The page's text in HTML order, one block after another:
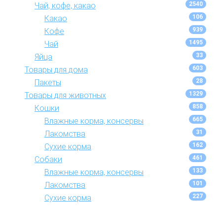
Чай, кофе, какао 2540
Какао 106
Кофе 939
Чай 1495
Яйца 33
Товары для дома 603
Пакеты 28
Товары для животных 1329
Кошки 858
Влажные корма, консервы 665
Лакомства 31
Сухие корма 162
Собаки 461
Влажные корма, консервы 133
Лакомства 101
Сухие корма 227